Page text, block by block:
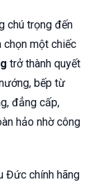
chú trọng đến
chọn một chiếc
trở thành quyết
bếp từ
đẳng cấp,
hảo nhờ công
Đức chính hãng